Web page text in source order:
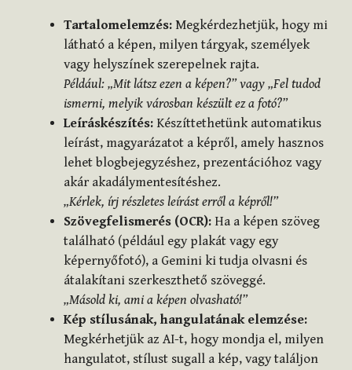
Tartalomelemzés: Megkérdezhetjük, hogy mi
látható a képen, milyen tárgyak, személyek
vagy helyszínek szerepelnek rajta.
Például: „Mit látsz ezen a képen?” vagy „Fel tudod
ismerni, melyik városban készült ez a fotó?”
Leíráskészítés: Készíttethetünk automatikus
leírást, magyarázatot a képről, amely hasznos
lehet blogbejegyzéshez, prezentációhoz vagy
akár akadálymentesítéshez.
„Kérlek, írj részletes leírást erről a képről!”
Szövegfelismerés (OCR): Ha a képen szöveg
található (például egy plakát vagy egy
képernyőfotó), a Gemini ki tudja olvasni és
átalakítani szerkeszthető szöveggé.
„Másold ki, ami a képen olvasható!”
Kép stílusának, hangulatának elemzése:
Megkérhetjük az AI-t, hogy mondja el, milyen
hangulatot, stílust sugall a kép, vagy találjon